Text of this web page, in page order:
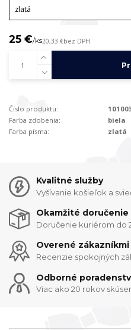
25 €/ks20,33 €bez DPH
Číslo produktu:
Farba zdobenia:
biela
Farba písma:
zlatá
Kvalitné služby
Vyšívanie košieľok a
Okamžité doručenie
Doručenie kuriérom do
Overené zákazníkmi
Recenzie spokojných
Odborné
Viac ako 20 rokov